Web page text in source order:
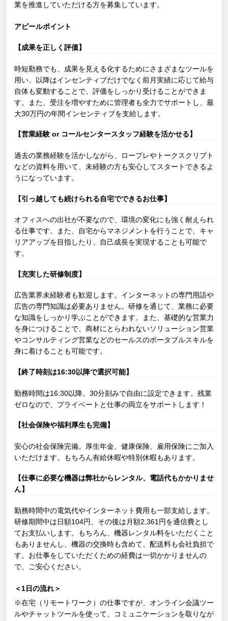
業を推進していただける方を募集しています。
アピールポイント
【成果を正しく評価】
時短勤務でも、成果を見える化するためにさまざまなツールを
用い、以降はインセンティブだけでなく前月実績に応じて給与
自体も変動することで、評価をしっかり受けることができま
す。また、受注を増やすために管理者も全力でサポートし、最
大30万円の年間インセンティブを支給します。
【営業経験 or コールセンタースタッフ経験を活かせる】
過去の業務経験を活かしながら、ロープレやトークスクリプト
などの資料を用いて、未経験の方も安心してスタートできるよ
うになっています。
【引っ越しても続けられる自宅でできるお仕事】
オフィスへの出社が不要なので、環境の変化にも強く耐えられ
る仕事です。また、自宅からマネジメントを行うことで、キャ
リアアップを目指したり、自己成長を実現することも可能で
す。
【充実した研修制度】
広告業界未経験者も歓迎します。インターネットの専門用語や
広告の専門知識は必要ありません。研修を通じて、業務に必要
な知識をしっかり学ぶことができます。また、基礎的な営業力
を身につけることで、商材にとらわれないソリューション営業
やコンサルティング営業などのセールスのポータブルスキルを
身に着けることも可能です。
【終了時刻は16:30以降で選択可能】
勤務時間は16:30以降、30分刻みで自由に設定できます。残業
ゼロなので、プライベートと仕事の両立をサポートします！
【社会保険や福利厚生も完備】
安心の社会保険完備。厚生年金、健康保険、雇用保険にご加入
いただけます。もちろん有給休暇や特別休暇もあります。
【仕事に必要な機器は弊社からレンタル、電話代もかかりませ
ん】
勤務時間中の電気代やインターネット費用も一部支給します。
研修期間中は日額104円、その後は月額2,361円を通信費とし
てお支払いします。もちろん、機器レンタル料をいただくこと
もありませんし、機器の交換時も含めて、配送料も会社負担で
す。お仕事をしていただくための経費は一切かかりませんの
で、ご安心ください。
＜1日の流れ＞
※在宅（リモートワーク）の仕事ですが、オンライン会議ツー
ルやチャットツールを使って、コミュニケーションを取りなが